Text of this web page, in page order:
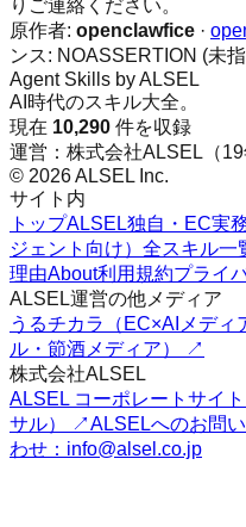
りご連絡ください。
原作者: openclawfice ·
ンス: NOASSERTION (未
Agent Skills by ALSEL
AI時代のスキル大全。
現在 10,290 件を収録
運営：株式会社ALSEL（
© 2026 ALSEL Inc.
サイト内
トップALSEL独自・EC実
ジェント向け） 全スキル一
理由About利用規約プライ
ALSEL運営の他メディア
うるチカラ（EC×AIメディ
ル・節酒メディア） ↗
株式会社ALSEL
ALSEL コーポレートサイ
サル） ↗ALSELへのお問
わせ：info@alsel.co.jp